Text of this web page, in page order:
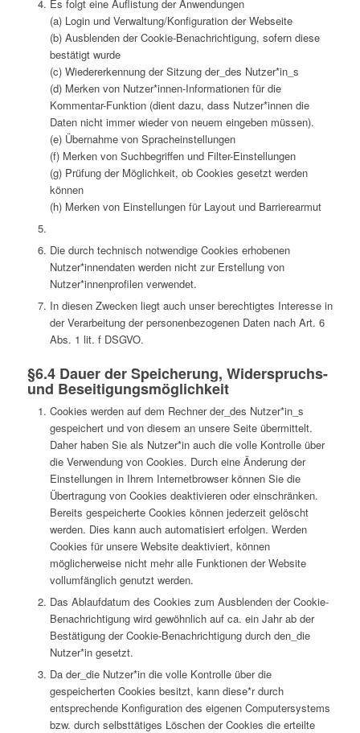
Es folgt eine Auflistung der Anwendungen
(a) Login und Verwaltung/Konfiguration der Webseite
(b) Ausblenden der Cookie-Benachrichtigung, sofern diese
bestätigt wurde
(c) Wiedererkennung der Sitzung der_des Nutzer*in_s
(d) Merken von Nutzer*innen-Informationen für die
Kommentar-Funktion (dient dazu, dass Nutzer*innen die
Daten nicht immer wieder von neuem eingeben müssen).
(e) Übernahme von Spracheinstellungen
(f) Merken von Suchbegriffen und Filter-Einstellungen
(g) Prüfung der Möglichkeit, ob Cookies gesetzt werden
können
(h) Merken von Einstellungen für Layout und Barrierearmut
Die durch technisch notwendige Cookies erhobenen
Nutzer*innendaten werden nicht zur Erstellung von
Nutzer*innenprofilen verwendet.
In diesen Zwecken liegt auch unser berechtigtes Interesse in
der Verarbeitung der personenbezogenen Daten nach Art. 6
Abs. 1 lit. f DSGVO.
§6.4 Dauer der Speicherung, Widerspruchs-
und Beseitigungsmöglichkeit
Cookies werden auf dem Rechner der_des Nutzer*in_s
gespeichert und von diesem an unsere Seite übermittelt.
Daher haben Sie als Nutzer*in auch die volle Kontrolle über
die Verwendung von Cookies. Durch eine Änderung der
Einstellungen in Ihrem Internetbrowser können Sie die
Übertragung von Cookies deaktivieren oder einschränken.
Bereits gespeicherte Cookies können jederzeit gelöscht
werden. Dies kann auch automatisiert erfolgen. Werden
Cookies für unsere Website deaktiviert, können
möglicherweise nicht mehr alle Funktionen der Website
vollumfänglich genutzt werden.
Das Ablaufdatum des Cookies zum Ausblenden der Cookie-
Benachrichtigung wird gewöhnlich auf ca. ein Jahr ab der
Bestätigung der Cookie-Benachrichtigung durch den_die
Nutzer*in gesetzt.
Da der_die Nutzer*in die volle Kontrolle über die
gespeicherten Cookies besitzt, kann diese*r durch
entsprechende Konfiguration des eigenen Computersystems
bzw. durch selbsttätiges Löschen der Cookies die erteilte